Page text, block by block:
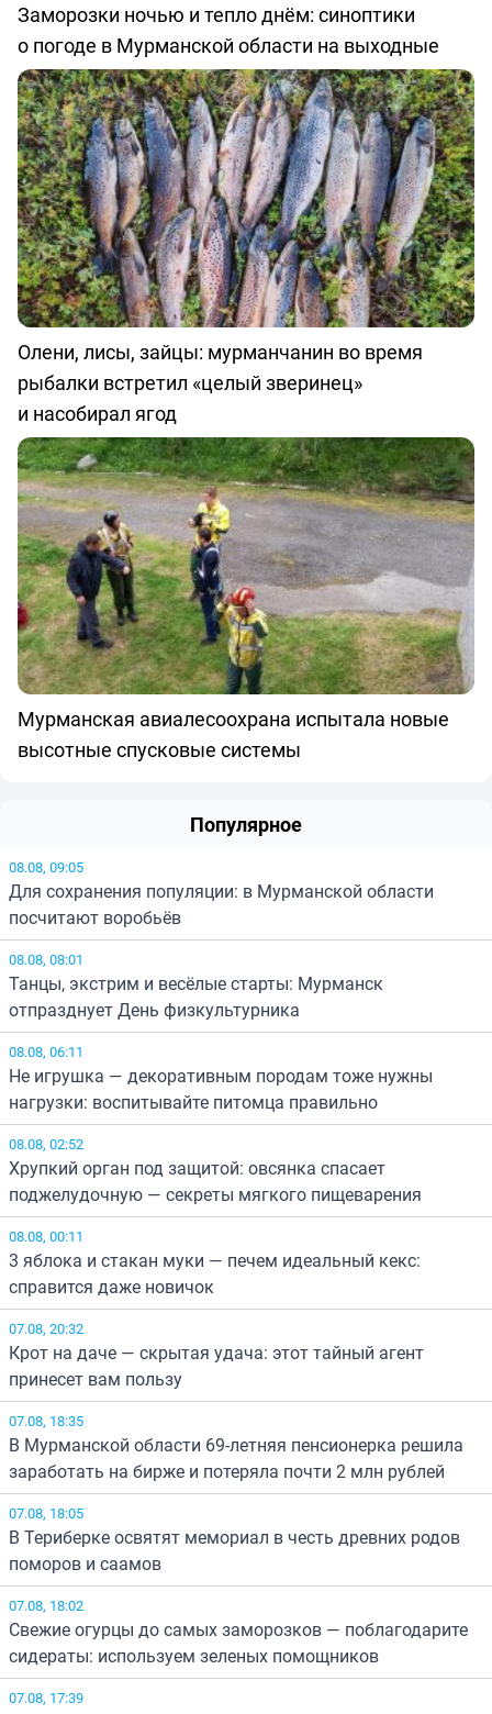
Заморозки ночью и тепло днём: синоптики
о погоде в Мурманской области на выходные
Олени, лисы, зайцы: мурманчанин во время
рыбалки встретил «целый зверинец»
и насобирал ягод
Мурманская авиалесоохрана испытала новые
высотные спусковые системы
Популярное
08.08, 09:05
Для сохранения популяции: в Мурманской области
посчитают воробьёв
08.08, 08:01
Танцы, экстрим и весёлые старты: Мурманск
отпразднует День физкультурника
08.08, 06:11
Не игрушка — декоративным породам тоже нужны
нагрузки: воспитывайте питомца правильно
08.08, 02:52
Хрупкий орган под защитой: овсянка спасает
поджелудочную — секреты мягкого пищеварения
08.08, 00:11
3 яблока и стакан муки — печем идеальный кекс:
справится даже новичок
07.08, 20:32
Крот на даче — скрытая удача: этот тайный агент
принесет вам пользу
07.08, 18:35
В Мурманской области 69-летняя пенсионерка решила
заработать на бирже и потеряла почти 2 млн рублей
07.08, 18:05
В Териберке освятят мемориал в честь древних родов
поморов и саамов
07.08, 18:02
Свежие огурцы до самых заморозков — поблагодарите
сидераты: используем зеленых помощников
07.08, 17:39